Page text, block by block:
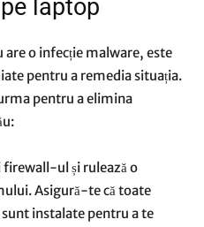
laptop
are o infecție malware, este
pentru a remedia situația.
pentru a elimina
ul și rulează o
Asigură-te că toate
instalate pentru a te